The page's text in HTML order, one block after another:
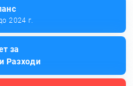
2024 г.
за
Разходи